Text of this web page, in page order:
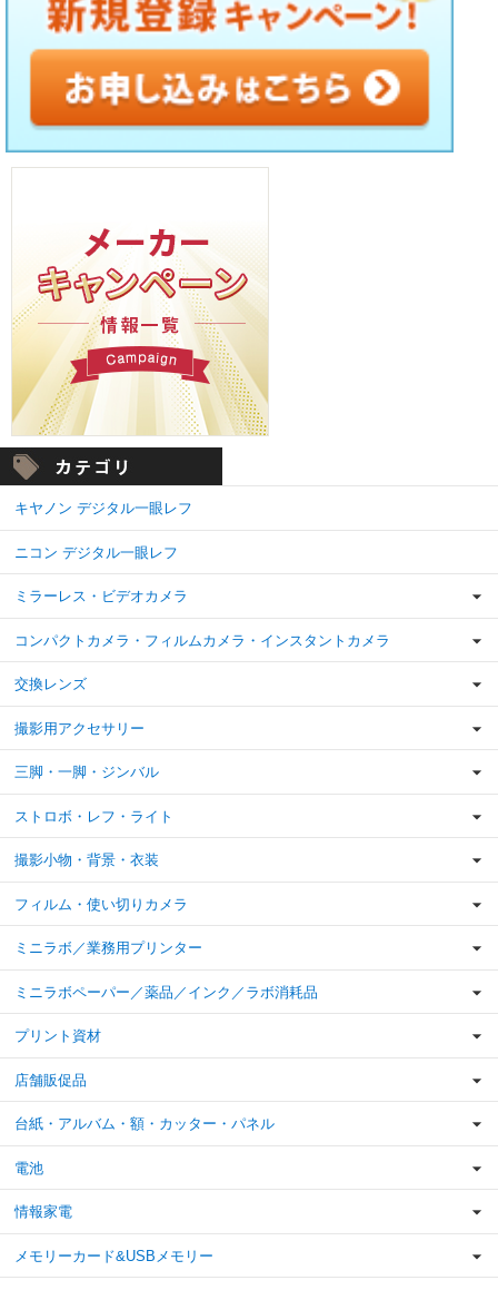
キヤノン デジタル一眼レフ
ニコン デジタル一眼レフ
ミラーレス・ビデオカメラ
コンパクトカメラ・フィルムカメラ・インスタントカメラ
交換レンズ
撮影用アクセサリー
三脚・一脚・ジンバル
ストロボ・レフ・ライト
撮影小物・背景・衣装
フィルム・使い切りカメラ
ミニラボ／業務用プリンター
ミニラボペーパー／薬品／インク／ラボ消耗品
プリント資材
店舗販促品
台紙・アルバム・額・カッター・パネル
電池
情報家電
メモリーカード&USBメモリー